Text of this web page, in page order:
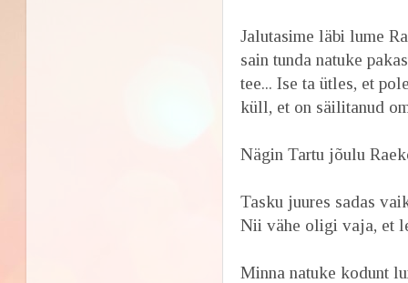
Jalutasime läbi lume
sain tunda natuke
tee... Ise ta ütles, et
küll, et on säilitanud
Nägin Tartu jõulu
Tasku juures sadas
Nii vähe oligi vaja, et
Minna natuke kodunt